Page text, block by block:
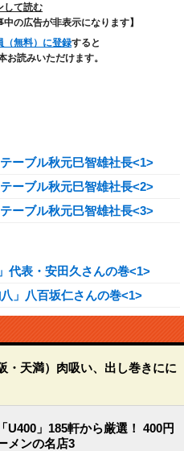
して読む
の広告が非表示になります】
（無料）に登録すると
お読みいただけます。
ーブル秋元巳智雄社長<1>
ーブル秋元巳智雄社長<2>
ーブル秋元巳智雄社長<3>
代表・安田久さんの巻<1>
」八百坂仁さんの巻<1>
・天満）肉吸い、出し巻きにに
U400」185軒から厳選！ 400円
メンの名店3